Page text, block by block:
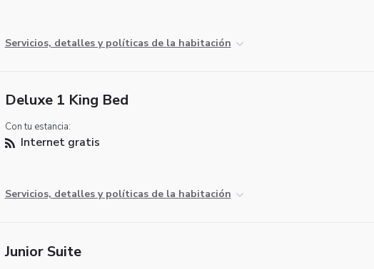
Servicios, detalles y políticas de la habitación
Deluxe 1 King Bed
Con tu estancia:
Internet gratis
Servicios, detalles y políticas de la habitación
Junior Suite